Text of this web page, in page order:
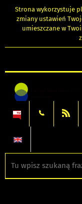
Strona wykorzystuje
zmiany ustawień
umieszczane w